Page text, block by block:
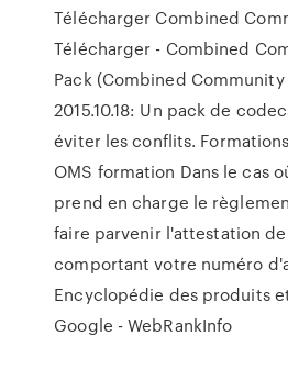
Télécharger Combined
Télécharger - Combined
Pack (Combined
2015.10.18: Un pack de
éviter les conflits.
OMS formation Dans le cas
prend en charge le
faire parvenir l'attestation
comportant votre numéro
Encyclopédie des produits
Google - WebRankInfo